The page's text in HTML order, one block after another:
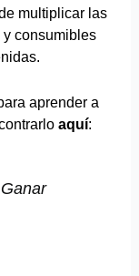
multiplicar las
consumibles
aprender a
aquí: